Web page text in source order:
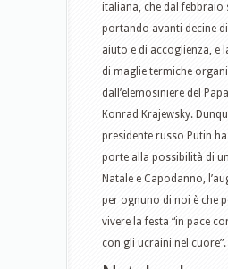
italiana, che dal febbraio
portando avanti decine
aiuto e di accoglienza, e
di maglie termiche
dall’elemosiniere del
Konrad Krajewsky.
presidente russo Putin
porte alla possibilità di
Natale e Capodanno,
per ognuno di noi è che
vivere la festa “in pace
con gli ucraini nel cuore”.